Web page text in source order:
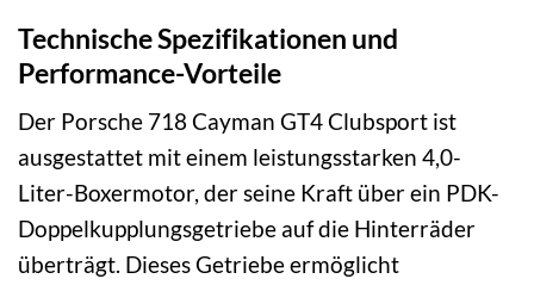
Technische Spezifikationen und
Performance-Vorteile
Der Porsche 718 Cayman GT4 Clubsport ist
ausgestattet mit einem leistungsstarken 4,0-
Liter-Boxermotor, der seine Kraft über ein PDK-
Doppelkupplungsgetriebe auf die Hinterräder
überträgt. Dieses Getriebe ermöglicht